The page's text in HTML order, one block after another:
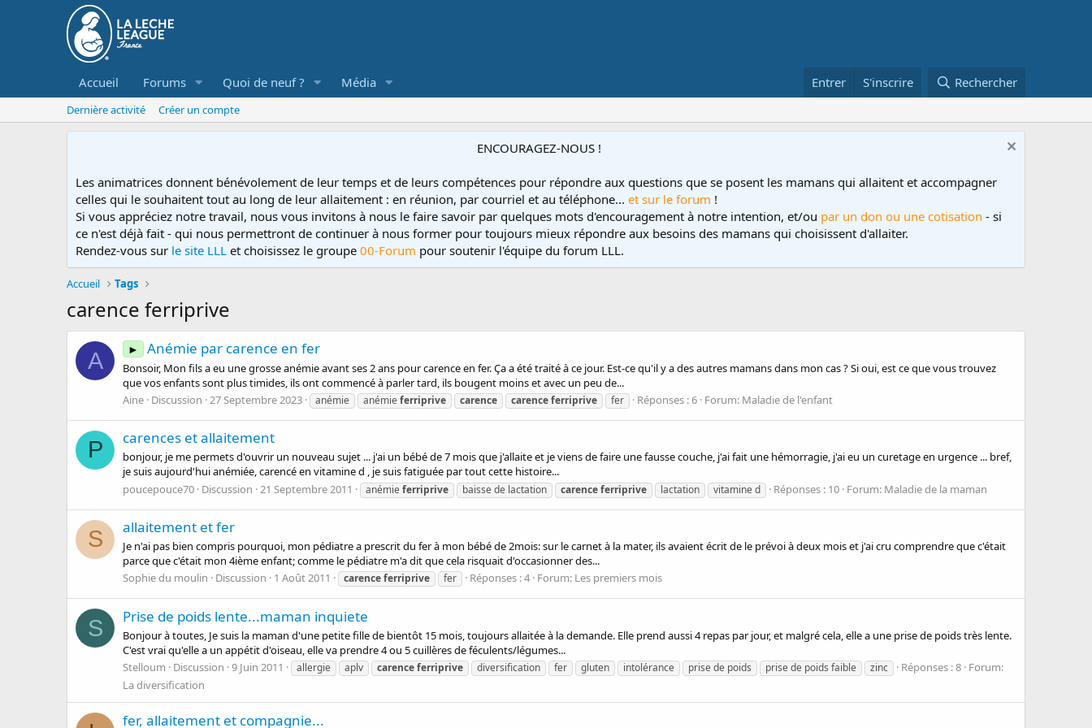
Accueil Forums Quoi de neuf ? Média Entrer S'inscrire Rechercher
Dernière activité Créer un compte
ENCOURAGEZ-NOUS !
Les animatrices donnent bénévolement de leur temps et de leurs compétences pour répondre aux questions que se posent les mamans qui allaitent et accompagner
celles qui le souhaitent tout au long de leur allaitement : en réunion, par courriel et au téléphone... et sur le forum !
Si vous appréciez notre travail, nous vous invitons à nous le faire savoir par quelques mots d'encouragement à notre intention, et/ou par un don ou une cotisation - si
ce n'est déjà fait - qui nous permettront de continuer à nous former pour toujours mieux répondre aux besoins des mamans qui choisissent d'allaiter.
Rendez-vous sur le site LLL et choisissez le groupe 00-Forum pour soutenir l'équipe du forum LLL.
Accueil Tags
carence ferriprive
A ► Anémie par carence en fer
Bonsoir, Mon fils a eu une grosse anémie avant ses 2 ans pour carence en fer. Ça a été traité à ce jour. Est-ce qu'il y a des autres mamans dans mon cas ? Si oui, est ce que vous trouvez
que vos enfants sont plus timides, ils ont commencé à parler tard, ils bougent moins et avec un peu de...
Aine Discussion 27 Septembre 2023 anémie anémieferriprive carence carenceferriprive fer Réponses : 6 Forum: Maladie de l'enfant
P carences et allaitement
bonjour, je me permets d'ouvrir un nouveau sujet ... j'ai un bébé de 7 mois que j'allaite et je viens de faire une fausse couche, j'ai fait une hémorragie, j'ai eu un curetage en urgence ... bref,
je suis aujourd'hui anémiée, carencé en vitamine d , je suis fatiguée par tout cette histoire...
poucepouce70 Discussion 21 Septembre 2011 anémieferriprive baisse de lactation carenceferriprive lactation vitamine d Réponses : 10 Forum: Maladie de la maman
S allaitement et fer
Je n'ai pas bien compris pourquoi, mon pédiatre a prescrit du fer à mon bébé de 2mois: sur le carnet à la mater, ils avaient écrit de le prévoi à deux mois et j'ai cru comprendre que c'était
parce que c'était mon 4ième enfant; comme le pédiatre m'a dit que cela risquait d'occasionner des...
Sophie du moulin
Discussion 1 Août 2011 carenceferriprive fer Réponses : 4 Forum: Les premiers mois
S Prise de poids lente...maman inquiete
Bonjour à toutes, Je suis la maman d'une petite fille de bientôt 15 mois, toujours allaitée à la demande. Elle prend aussi 4 repas par jour, et malgré cela, elle a une prise de poids très lente.
C'est vrai qu'elle a un appétit d'oiseau, elle va prendre 4 ou 5 cuillères de féculents/légumes...
Stelloum
Discussion 9 Juin 2011 allergie aplv carenceferriprive diversification fer gluten intolérance prise de poids prise de poids faible zinc Réponses : 8 Forum:
La diversification
fer, allaitement et compagnie...